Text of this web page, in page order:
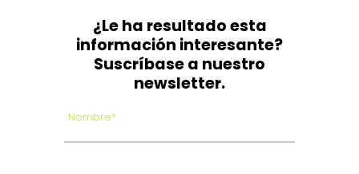
¿Le ha resultado esta
información interesante?
Suscríbase a nuestro
newsletter.
Nombre*